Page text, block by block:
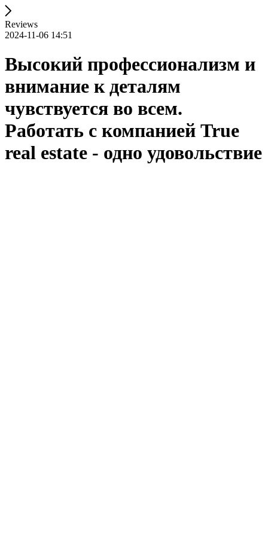
Reviews
2024-11-06 14:51
Высокий профессионализм и
внимание к деталям
чувствуется во всем.
Работать с компанией True
real estate - одно удовольствие